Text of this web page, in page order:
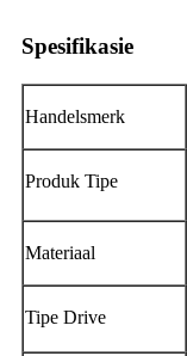
Spesifikasie
Handelsmerk
Produk Tipe
Materiaal
Tipe Drive